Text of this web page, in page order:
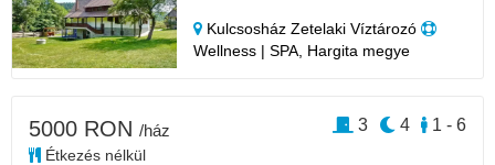
Kulcsosház Zetelaki Víztározó
Wellness | SPA, Hargita megye
5000 RON /ház
Étkezés nélkül
1 - 6
4
3